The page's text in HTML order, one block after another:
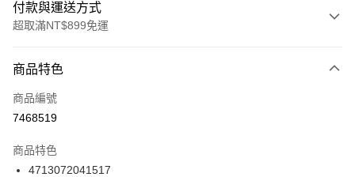
付款與運送方式
超取滿NT$899免運
信用卡一次付款
超商取貨付款
Apple Pay
商品特色
商品編號
7468519
商品特色
4713072041517